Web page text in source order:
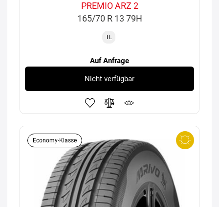
PREMIO ARZ 2
165/70 R 13 79H
TL
Auf Anfrage
Nicht verfügbar
Economy-Klasse